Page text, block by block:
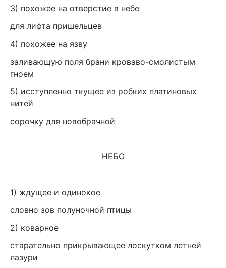
3) похожее на отверстие в небе
для лифта пришельцев
4) похожее на язву
заливающую поля брани кроваво-смолистым
гноем
5) исступленно ткущее из робких платиновых
нитей
сорочку для новобрачной
НЕБО
1) ждущее и одинокое
словно зов полуночной птицы
2) коварное
старательно прикрывающее лоскутком летней
лазури